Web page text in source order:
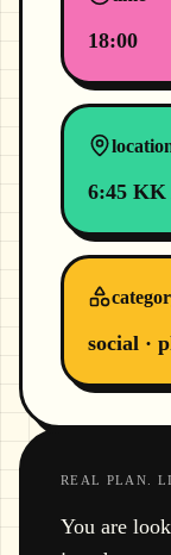
18:00
6:45 KK
social ·
REAL PLAN.
You are